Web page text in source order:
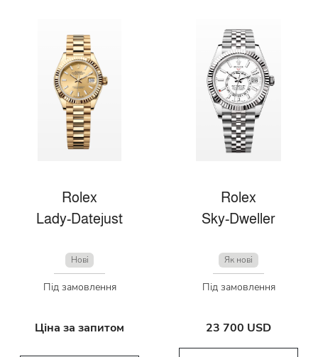
Rolex
Lady-Datejust
Нові
Під замовлення
Ціна за запитом
Rolex
Sky-Dweller
Як нові
Під замовлення
23 700 USD